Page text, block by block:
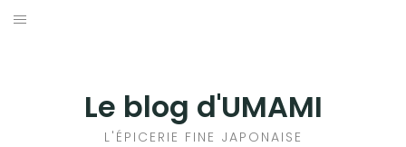
Aller
Le blog d'UMAMI
L'ÉPICERIE FINE JAPONAISE